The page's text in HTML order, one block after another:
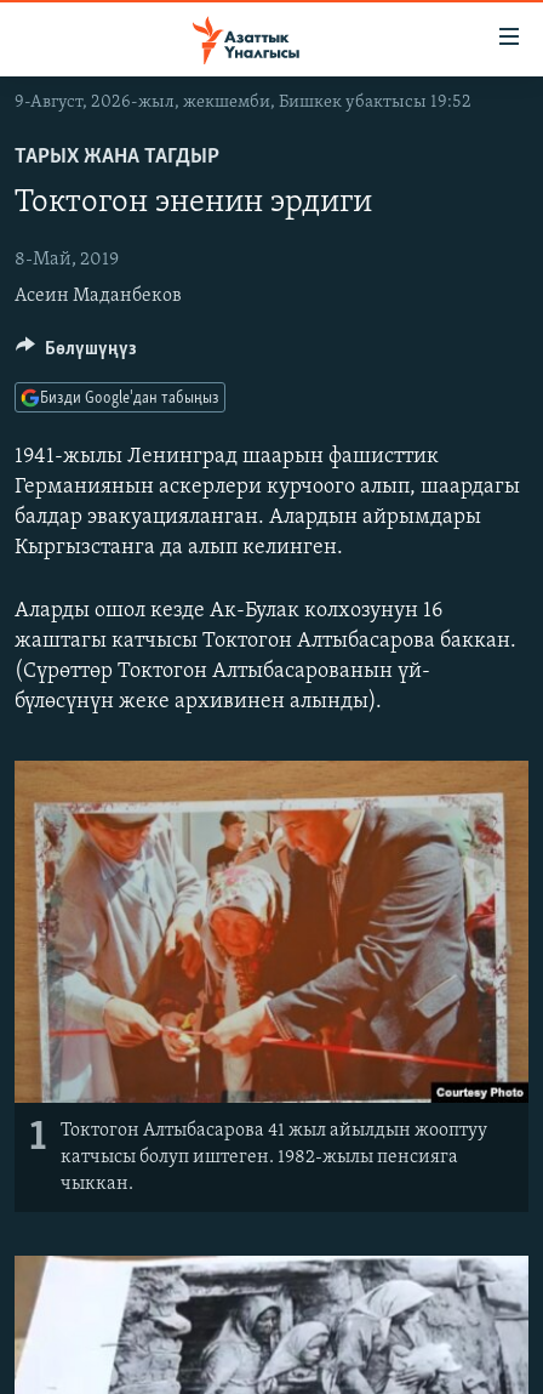
Навигацияга
өтүңүз
салыңызКЫРГЫЗСТАН
САЯСАТ
ЭКОНОМИКА
МАДАНИЯТ
ДҮЙНӨ
ДҮЙНӨ
БОРБОР АЗИЯ
УКРАИНА
АТАЙЫН ИЛИКТӨӨ
ТВ ПРОГРАММАЛАР
БҮГҮН АЗАТТЫКТА
БИЗ ЖАНА ДҮЙНӨ
ДАНИСТЕ
АЗАТТЫК+
ПОДКАСТ
Русский
ОНЛАЙН ШЕРИНЕ
9-Август, 2026-жыл, жекшемби, Бишкек убактысы 19:52
ТАРЫХ ЖАНА ТАГДЫР
Токтогон эненин эрдиги
8-Май, 2019
Асеин Маданбеков
1941-жылы Ленинград шаарын фашисттик
Германиянын аскерлери курчоого алып, шаардагы
балдар эвакуацияланган. Алардын айрымдары
Кыргызстанга да алып келинген.
Аларды ошол кезде Ак-Булак колхозунун 16
жаштагы катчысы Токтогон Алтыбасарова баккан.
(Сүрөттөр Токтогон Алтыбасарованын үй-
бүлөсүнүн жеке архивинен алынды).
1
Токтогон Алтыбасарова 41 жыл айылдын жооптуу
катчысы болуп иштеген. 1982-жылы пенсияга
чыккан.
Бөлүшүңүз
Бизди Google'дан табыңыз